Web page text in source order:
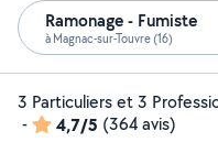
Ramonage - Fumiste
à Magnac-sur-Touvre (16)
3 Particuliers et 3
-
4,7/5 (364 avis)